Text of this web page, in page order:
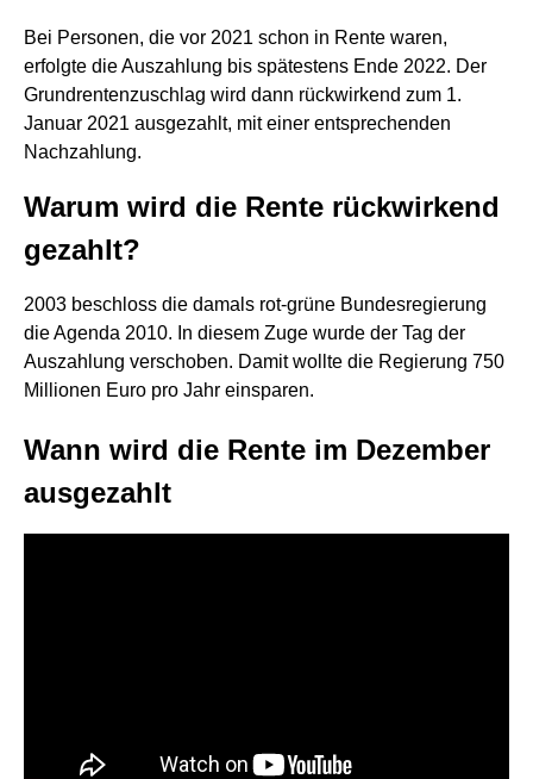
Bei Personen, die vor 2021 schon in Rente waren,
erfolgte die Auszahlung bis spätestens Ende 2022. Der
Grundrentenzuschlag wird dann rückwirkend zum 1.
Januar 2021 ausgezahlt, mit einer entsprechenden
Nachzahlung.
Warum wird die Rente rückwirkend
gezahlt?
2003 beschloss die damals rot-grüne Bundesregierung
die Agenda 2010. In diesem Zuge wurde der Tag der
Auszahlung verschoben. Damit wollte die Regierung 750
Millionen Euro pro Jahr einsparen.
Wann wird die Rente im Dezember
ausgezahlt